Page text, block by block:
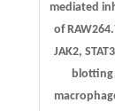
mediated
of
JAK2,
blotting